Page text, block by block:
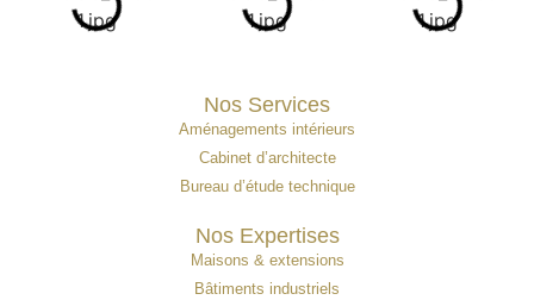
Nos Services
Aménagements intérieurs
Cabinet d’architecte
Bureau d’étude technique
Nos Expertises
Maisons & extensions
Bâtiments industriels